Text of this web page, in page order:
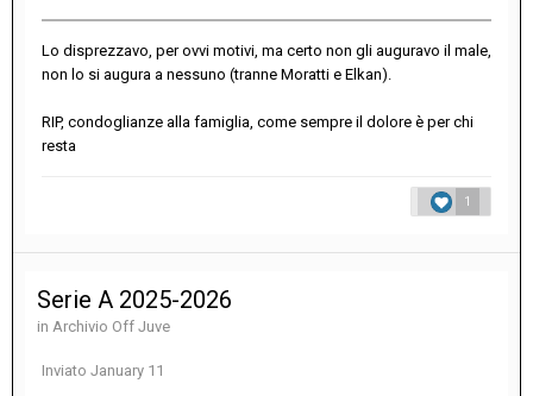
Lo disprezzavo, per ovvi motivi, ma certo non gli auguravo il male,
non lo si augura a nessuno (tranne Moratti e Elkan).
RIP, condoglianze alla famiglia, come sempre il dolore è per chi
resta
1
Serie A 2025-2026
in Archivio Off Juve
Inviato January 11